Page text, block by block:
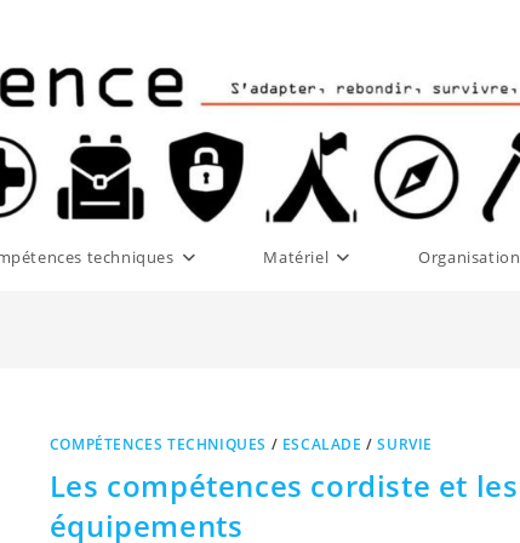
techniques Matériel Organisation
COMPÉTENCES TECHNIQUES / ESCALADE /SURVIE
Les compétences cordiste et les
équipements